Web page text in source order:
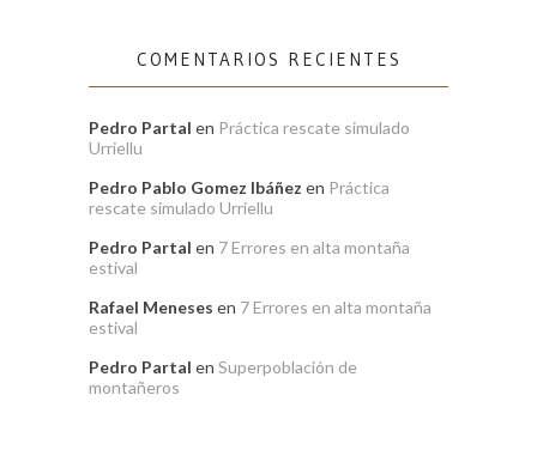
COMENTARIOS RECIENTES
Pedro Partal en Práctica rescate simulado
Urriellu
Pedro Pablo Gomez Ibáñez en Práctica
rescate simulado Urriellu
Pedro Partal en 7 Errores en alta montaña
estival
Rafael Meneses en 7 Errores en alta montaña
estival
Pedro Partal en Superpoblación de
montañeros